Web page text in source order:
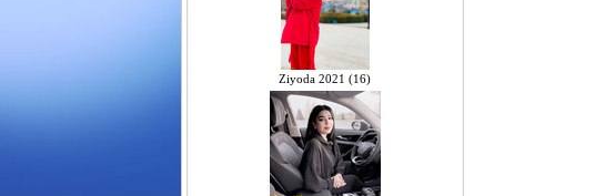
Ziyoda 2021 (16)